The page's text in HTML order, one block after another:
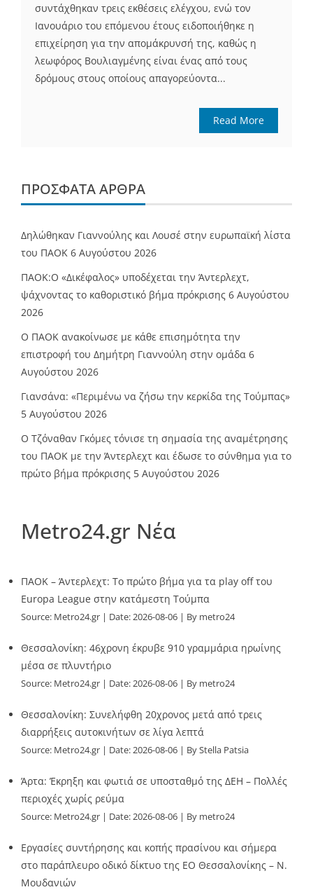
συντάχθηκαν τρεις εκθέσεις ελέγχου, ενώ τον
Ιανουάριο του επόμενου έτους ειδοποιήθηκε η
επιχείρηση για την απομάκρυνσή της, καθώς η
λεωφόρος Βουλιαγμένης είναι ένας από τους
δρόμους στους οποίους απαγορεύοντα...
Read More
ΠΡΌΣΦΑΤΑ ΆΡΘΡΑ
Δηλώθηκαν Γιαννούλης και Λουσέ στην ευρωπαϊκή λίστα
του ΠΑΟΚ 6 Αυγούστου 2026
ΠΑΟΚ:Ο «Δικέφαλος» υποδέχεται την Άντερλεχτ,
ψάχνοντας το καθοριστικό βήμα πρόκρισης 6 Αυγούστου
2026
Ο ΠΑΟΚ ανακοίνωσε με κάθε επισημότητα την
επιστροφή του Δημήτρη Γιαννούλη στην ομάδα 6
Αυγούστου 2026
Γιανσάνα: «Περιμένω να ζήσω την κερκίδα της Τούμπας»
5 Αυγούστου 2026
Ο Τζόναθαν Γκόμες τόνισε τη σημασία της αναμέτρησης
του ΠΑΟΚ με την Άντερλεχτ και έδωσε το σύνθημα για το
πρώτο βήμα πρόκρισης 5 Αυγούστου 2026
Metro24.gr Νέα
ΠΑΟΚ – Άντερλεχτ: Το πρώτο βήμα για τα play off του
Europa League στην κατάμεστη Τούμπα
Source: Metro24.gr Date: 2026-08-06 By metro24
Θεσσαλονίκη: 46χρονη έκρυβε 910 γραμμάρια ηρωίνης
μέσα σε πλυντήριο
Source: Metro24.gr Date: 2026-08-06 By metro24
Θεσσαλονίκη: Συνελήφθη 20χρονος μετά από τρεις
διαρρήξεις αυτοκινήτων σε λίγα λεπτά
Source: Metro24.gr Date: 2026-08-06 By Stella Patsia
Άρτα: Έκρηξη και φωτιά σε υποσταθμό της ΔΕΗ – Πολλές
περιοχές χωρίς ρεύμα
Source: Metro24.gr Date: 2026-08-06 By metro24
Εργασίες συντήρησης και κοπής πρασίνου και σήμερα
στο παράπλευρο οδικό δίκτυο της ΕΟ Θεσσαλονίκης – Ν.
Μουδανιών